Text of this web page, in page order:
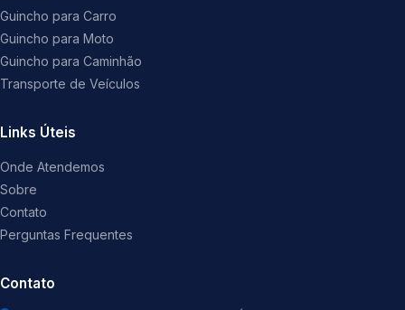
Guincho para Carro
Guincho para Moto
Guincho para Caminhão
Transporte de Veículos
Links Úteis
Onde Atendemos
Sobre
Contato
Perguntas Frequentes
Contato